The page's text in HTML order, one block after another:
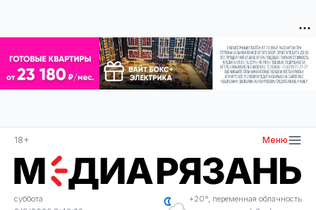
18+ Меню
суббота
+20°, переменная облачность